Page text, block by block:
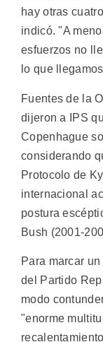
hay otras
indicó. "A
esfuerzos no
lo que
Fuentes de la
dijeron a IPS
Copenhague
considerando
Protocolo de
internacional
postura
Bush (2001-
Para marcar
del Partido
modo
"enorme